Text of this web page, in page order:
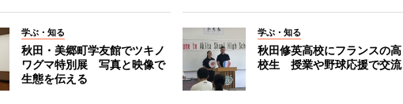
学ぶ・知る
秋田・美郷町学友館でツキノ
ワグマ特別展 写真と映像で
生態を伝える
学ぶ・知る
秋田修英高校にフランスの高
校生 授業や野球応援で交流